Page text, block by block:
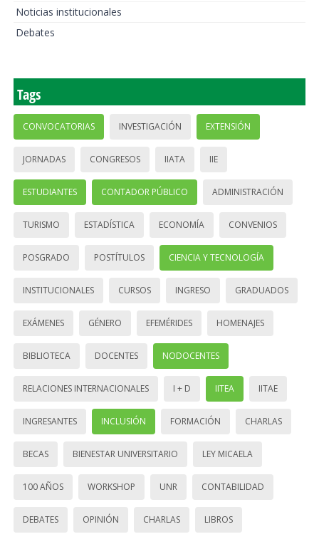
Noticias institucionales
Debates
Tags
CONVOCATORIAS INVESTIGACIÓN EXTENSIÓN
JORNADAS CONGRESOS IIATA IIE
ESTUDIANTES CONTADOR PÚBLICO ADMINISTRACIÓN
TURISMO ESTADÍSTICA ECONOMÍA CONVENIOS
POSGRADO POSTÍTULOS CIENCIA Y TECNOLOGÍA
INSTITUCIONALES CURSOS INGRESO GRADUADOS
EXÁMENES GÉNERO EFEMÉRIDES HOMENAJES
BIBLIOTECA DOCENTES NODOCENTES
RELACIONES INTERNACIONALES I + D IITEA IITAE
INGRESANTES INCLUSIÓN FORMACIÓN CHARLAS
BECAS BIENESTAR UNIVERSITARIO LEY MICAELA
100 AÑOS WORKSHOP UNR CONTABILIDAD
DEBATES OPINIÓN CHARLAS LIBROS